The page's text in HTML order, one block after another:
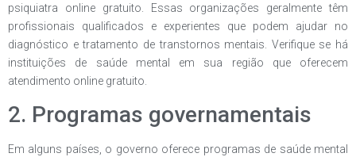
psiquiatra online gratuito. Essas organizações geralmente têm
profissionais qualificados e experientes que podem ajudar no
diagnóstico e tratamento de transtornos mentais. Verifique se há
instituições de saúde mental em sua região que oferecem
atendimento online gratuito.
2. Programas governamentais
Em alguns países, o governo oferece programas de saúde mental